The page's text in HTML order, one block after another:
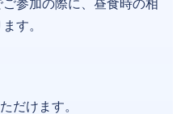
参加の際に、昼食時の相
す。
だけます。